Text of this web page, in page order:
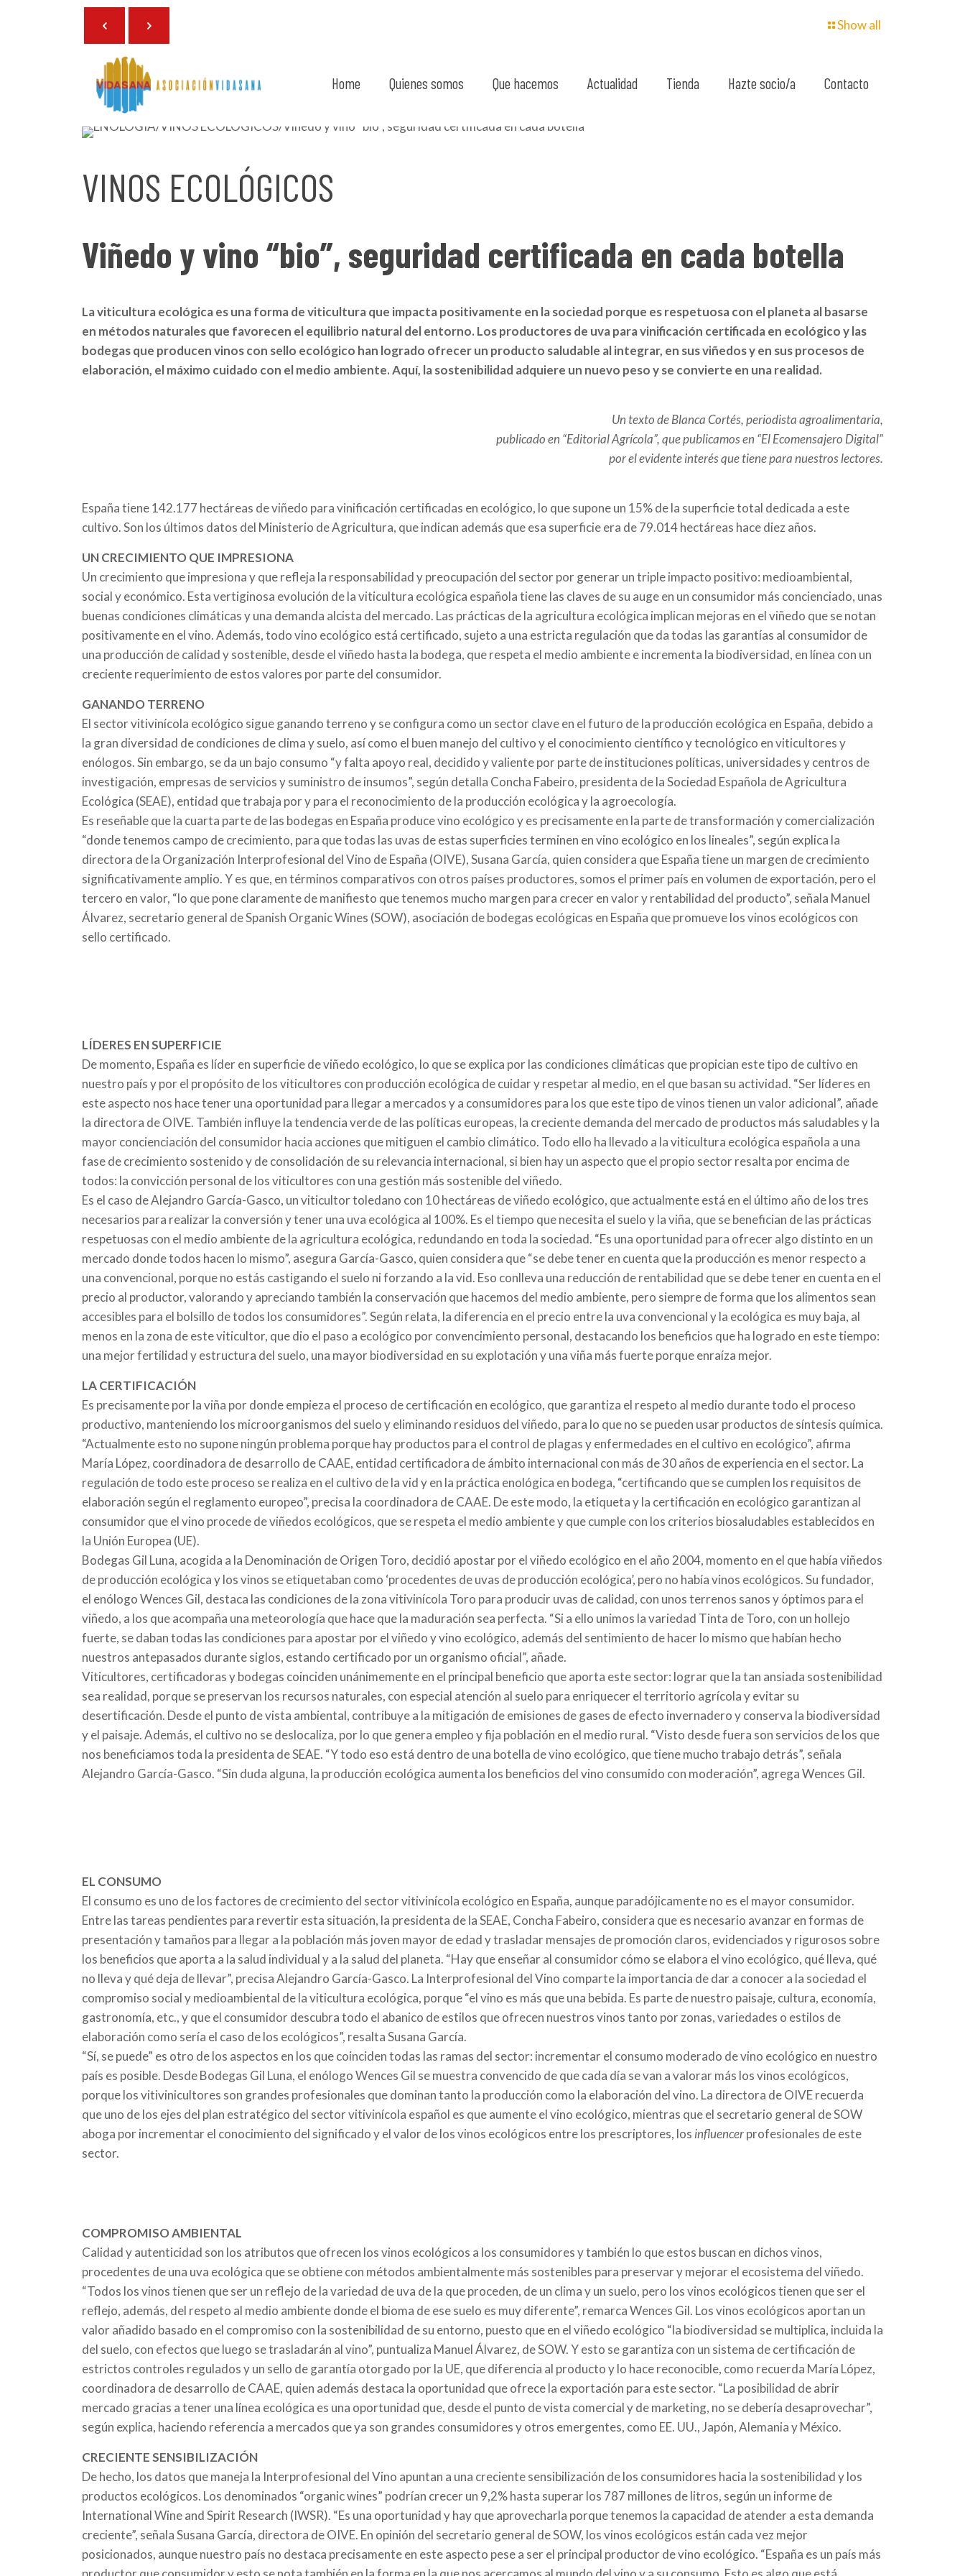
Home Quienes somos Que hacemos Actualidad Tienda Hazte socio/a Contacto
Show all
9 de marzo de 2023
VINOS ECOLÓGICOS
Viñedo y vino “bio”, seguridad certificada en cada botella
La viticultura ecológica es una forma de viticultura que impacta positivamente en la sociedad porque es respetuosa con el planeta al basarse
en métodos naturales que favorecen el equilibrio natural del entorno. Los productores de uva para vinificación certificada en ecológico y las
bodegas que producen vinos con sello ecológico han logrado ofrecer un producto saludable al integrar, en sus viñedos y en sus procesos de
elaboración, el máximo cuidado con el medio ambiente. Aquí, la sostenibilidad adquiere un nuevo peso y se convierte en una realidad.
Un texto de Blanca Cortés, periodista agroalimentaria,
publicado en “Editorial Agrícola”, que publicamos en “El Ecomensajero Digital”
por el evidente interés que tiene para nuestros lectores.
España tiene 142.177 hectáreas de viñedo para vinificación certificadas en ecológico, lo que supone un 15% de la superficie total dedicada a este
cultivo. Son los últimos datos del Ministerio de Agricultura, que indican además que esa superficie era de 79.014 hectáreas hace diez años.
UN CRECIMIENTO QUE IMPRESIONA
Un crecimiento que impresiona y que refleja la responsabilidad y preocupación del sector por generar un triple impacto positivo: medioambiental,
social y económico. Esta vertiginosa evolución de la viticultura ecológica española tiene las claves de su auge en un consumidor más concienciado, unas
buenas condiciones climáticas y una demanda alcista del mercado. Las prácticas de la agricultura ecológica implican mejoras en el viñedo que se notan
positivamente en el vino. Además, todo vino ecológico está certificado, sujeto a una estricta regulación que da todas las garantías al consumidor de
una producción de calidad y sostenible, desde el viñedo hasta la bodega, que respeta el medio ambiente e incrementa la biodiversidad, en línea con un
creciente requerimiento de estos valores por parte del consumidor.
GANANDO TERRENO
El sector vitivinícola ecológico sigue ganando terreno y se configura como un sector clave en el futuro de la producción ecológica en España, debido a
la gran diversidad de condiciones de clima y suelo, así como el buen manejo del cultivo y el conocimiento científico y tecnológico en viticultores y
enólogos. Sin embargo, se da un bajo consumo “y falta apoyo real, decidido y valiente por parte de instituciones políticas, universidades y centros de
investigación, empresas de servicios y suministro de insumos”, según detalla Concha Fabeiro, presidenta de la Sociedad Española de Agricultura
Ecológica (SEAE), entidad que trabaja por y para el reconocimiento de la producción ecológica y la agroecología.
Es reseñable que la cuarta parte de las bodegas en España produce vino ecológico y es precisamente en la parte de transformación y comercialización
“donde tenemos campo de crecimiento, para que todas las uvas de estas superficies terminen en vino ecológico en los lineales”, según explica la
directora de la Organización Interprofesional del Vino de España (OIVE), Susana García, quien considera que España tiene un margen de crecimiento
significativamente amplio. Y es que, en términos comparativos con otros países productores, somos el primer país en volumen de exportación, pero el
tercero en valor, “lo que pone claramente de manifiesto que tenemos mucho margen para crecer en valor y rentabilidad del producto”, señala Manuel
Álvarez, secretario general de Spanish Organic Wines (SOW), asociación de bodegas ecológicas en España que promueve los vinos ecológicos con
sello certificado.
LÍDERES EN SUPERFICIE
De momento, España es líder en superficie de viñedo ecológico, lo que se explica por las condiciones climáticas que propician este tipo de cultivo en
nuestro país y por el propósito de los viticultores con producción ecológica de cuidar y respetar al medio, en el que basan su actividad. “Ser líderes en
este aspecto nos hace tener una oportunidad para llegar a mercados y a consumidores para los que este tipo de vinos tienen un valor adicional”, añade
la directora de OIVE. También influye la tendencia verde de las políticas europeas, la creciente demanda del mercado de productos más saludables y la
mayor concienciación del consumidor hacia acciones que mitiguen el cambio climático. Todo ello ha llevado a la viticultura ecológica española a una
fase de crecimiento sostenido y de consolidación de su relevancia internacional, si bien hay un aspecto que el propio sector resalta por encima de
todos: la convicción personal de los viticultores con una gestión más sostenible del viñedo.
Es el caso de Alejandro García-Gasco, un viticultor toledano con 10 hectáreas de viñedo ecológico, que actualmente está en el último año de los tres
necesarios para realizar la conversión y tener una uva ecológica al 100%. Es el tiempo que necesita el suelo y la viña, que se benefician de las prácticas
respetuosas con el medio ambiente de la agricultura ecológica, redundando en toda la sociedad. “Es una oportunidad para ofrecer algo distinto en un
mercado donde todos hacen lo mismo”, asegura García-Gasco, quien considera que “se debe tener en cuenta que la producción es menor respecto a
una convencional, porque no estás castigando el suelo ni forzando a la vid. Eso conlleva una reducción de rentabilidad que se debe tener en cuenta en el
precio al productor, valorando y apreciando también la conservación que hacemos del medio ambiente, pero siempre de forma que los alimentos sean
accesibles para el bolsillo de todos los consumidores”. Según relata, la diferencia en el precio entre la uva convencional y la ecológica es muy baja, al
menos en la zona de este viticultor, que dio el paso a ecológico por convencimiento personal, destacando los beneficios que ha logrado en este tiempo:
una mejor fertilidad y estructura del suelo, una mayor biodiversidad en su explotación y una viña más fuerte porque enraíza mejor.
LA CERTIFICACIÓN
Es precisamente por la viña por donde empieza el proceso de certificación en ecológico, que garantiza el respeto al medio durante todo el proceso
productivo, manteniendo los microorganismos del suelo y eliminando residuos del viñedo, para lo que no se pueden usar productos de síntesis química.
“Actualmente esto no supone ningún problema porque hay productos para el control de plagas y enfermedades en el cultivo en ecológico”, afirma
María López, coordinadora de desarrollo de CAAE, entidad certificadora de ámbito internacional con más de 30 años de experiencia en el sector. La
regulación de todo este proceso se realiza en el cultivo de la vid y en la práctica enológica en bodega, “certificando que se cumplen los requisitos de
elaboración según el reglamento europeo”, precisa la coordinadora de CAAE. De este modo, la etiqueta y la certificación en ecológico garantizan al
consumidor que el vino procede de viñedos ecológicos, que se respeta el medio ambiente y que cumple con los criterios biosaludables establecidos en
la Unión Europea (UE).
Bodegas Gil Luna, acogida a la Denominación de Origen Toro, decidió apostar por el viñedo ecológico en el año 2004, momento en el que había viñedos
de producción ecológica y los vinos se etiquetaban como ‘procedentes de uvas de producción ecológica’, pero no había vinos ecológicos. Su fundador,
el enólogo Wences Gil, destaca las condiciones de la zona vitivinícola Toro para producir uvas de calidad, con unos terrenos sanos y óptimos para el
viñedo, a los que acompaña una meteorología que hace que la maduración sea perfecta. “Si a ello unimos la variedad Tinta de Toro, con un hollejo
fuerte, se daban todas las condiciones para apostar por el viñedo y vino ecológico, además del sentimiento de hacer lo mismo que habían hecho
nuestros antepasados durante siglos, estando certificado por un organismo oficial”, añade.
Viticultores, certificadoras y bodegas coinciden unánimemente en el principal beneficio que aporta este sector: lograr que la tan ansiada sostenibilidad
sea realidad, porque se preservan los recursos naturales, con especial atención al suelo para enriquecer el territorio agrícola y evitar su
desertificación. Desde el punto de vista ambiental, contribuye a la mitigación de emisiones de gases de efecto invernadero y conserva la biodiversidad
y el paisaje. Además, el cultivo no se deslocaliza, por lo que genera empleo y fija población en el medio rural. “Visto desde fuera son servicios de los que
nos beneficiamos toda la presidenta de SEAE. “Y todo eso está dentro de una botella de vino ecológico, que tiene mucho trabajo detrás”, señala
Alejandro García-Gasco. “Sin duda alguna, la producción ecológica aumenta los beneficios del vino consumido con moderación”, agrega Wences Gil.
EL CONSUMO
El consumo es uno de los factores de crecimiento del sector vitivinícola ecológico en España, aunque paradójicamente no es el mayor consumidor.
Entre las tareas pendientes para revertir esta situación, la presidenta de la SEAE, Concha Fabeiro, considera que es necesario avanzar en formas de
presentación y tamaños para llegar a la población más joven mayor de edad y trasladar mensajes de promoción claros, evidenciados y rigurosos sobre
los beneficios que aporta a la salud individual y a la salud del planeta. “Hay que enseñar al consumidor cómo se elabora el vino ecológico, qué lleva, qué
no lleva y qué deja de llevar”, precisa Alejandro García-Gasco. La Interprofesional del Vino comparte la importancia de dar a conocer a la sociedad el
compromiso social y medioambiental de la viticultura ecológica, porque “el vino es más que una bebida. Es parte de nuestro paisaje, cultura, economía,
gastronomía, etc., y que el consumidor descubra todo el abanico de estilos que ofrecen nuestros vinos tanto por zonas, variedades o estilos de
elaboración como sería el caso de los ecológicos”, resalta Susana García.
“Sí, se puede” es otro de los aspectos en los que coinciden todas las ramas del sector: incrementar el consumo moderado de vino ecológico en nuestro
país es posible. Desde Bodegas Gil Luna, el enólogo Wences Gil se muestra convencido de que cada día se van a valorar más los vinos ecológicos,
porque los vitivinicultores son grandes profesionales que dominan tanto la producción como la elaboración del vino. La directora de OIVE recuerda
que uno de los ejes del plan estratégico del sector vitivinícola español es que aumente el vino ecológico, mientras que el secretario general de SOW
aboga por incrementar el conocimiento del significado y el valor de los vinos ecológicos entre los prescriptores, los influencerprofesionales de este
sector.
COMPROMISO AMBIENTAL
Calidad y autenticidad son los atributos que ofrecen los vinos ecológicos a los consumidores y también lo que estos buscan en dichos vinos,
procedentes de una uva ecológica que se obtiene con métodos ambientalmente más sostenibles para preservar y mejorar el ecosistema del viñedo.
“Todos los vinos tienen que ser un reflejo de la variedad de uva de la que proceden, de un clima y un suelo, pero los vinos ecológicos tienen que ser el
reflejo, además, del respeto al medio ambiente donde el bioma de ese suelo es muy diferente”, remarca Wences Gil. Los vinos ecológicos aportan un
valor añadido basado en el compromiso con la sostenibilidad de su entorno, puesto que en el viñedo ecológico “la biodiversidad se multiplica, incluida la
del suelo, con efectos que luego se trasladarán al vino”, puntualiza Manuel Álvarez, de SOW. Y esto se garantiza con un sistema de certificación de
estrictos controles regulados y un sello de garantía otorgado por la UE, que diferencia al producto y lo hace reconocible, como recuerda María López,
coordinadora de desarrollo de CAAE, quien además destaca la oportunidad que ofrece la exportación para este sector. “La posibilidad de abrir
mercado gracias a tener una línea ecológica es una oportunidad que, desde el punto de vista comercial y de marketing, no se debería desaprovechar”,
según explica, haciendo referencia a mercados que ya son grandes consumidores y otros emergentes, como EE. UU., Japón, Alemania y México.
CRECIENTE SENSIBILIZACIÓN
De hecho, los datos que maneja la Interprofesional del Vino apuntan a una creciente sensibilización de los consumidores hacia la sostenibilidad y los
productos ecológicos. Los denominados “organic wines” podrían crecer un 9,2% hasta superar los 787 millones de litros, según un informe de
International Wine and Spirit Research (IWSR). “Es una oportunidad y hay que aprovecharla porque tenemos la capacidad de atender a esta demanda
creciente”, señala Susana García, directora de OIVE. En opinión del secretario general de SOW, los vinos ecológicos están cada vez mejor
posicionados, aunque nuestro país no destaca precisamente en este aspecto pese a ser el principal productor de vino ecológico. “España es un país más